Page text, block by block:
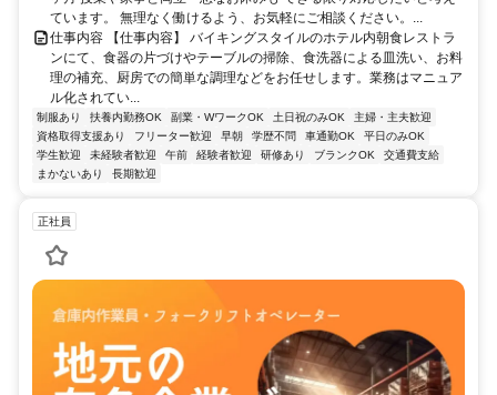
ています。 無理なく働けるよう、お気軽にご相談ください。...
仕事内容 【仕事内容】 バイキングスタイルのホテル内朝食レストラ
ンにて、食器の片づけやテーブルの掃除、食洗器による皿洗い、お料
理の補充、厨房での簡単な調理などをお任せします。業務はマニュア
ル化されてい...
制服あり 扶養内勤務OK 副業・WワークOK 土日祝のみOK
主婦・主夫歓迎
資格取得支援あり
フリーター歓迎 早朝 学歴不問 車通勤OK
平日のみOK
学生歓迎
未経験者歓迎 午前 経験者歓迎 研修あり ブランクOK
交通費支給
まかないあり
長期歓迎
正社員